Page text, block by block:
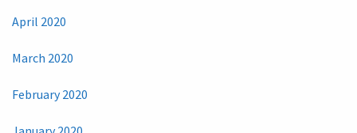
April 2020
March 2020
February 2020